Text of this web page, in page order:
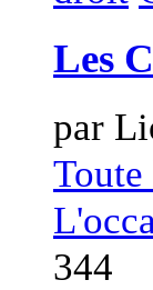
Les
par
344